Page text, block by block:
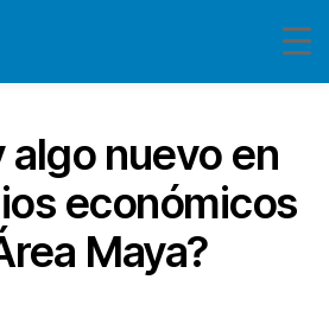
algo nuevo en
económicos
Maya?